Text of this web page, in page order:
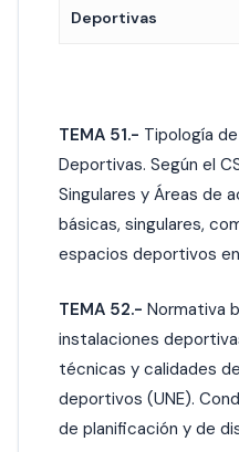
Deportivas
TEMA 51.- Tipología
Deportivas. Según el
Singulares y Áreas de
básicas, singulares,
espacios deportivos
TEMA 52.- Normativa
instalaciones
técnicas y calidades
deportivos (UNE).
de planificación y de